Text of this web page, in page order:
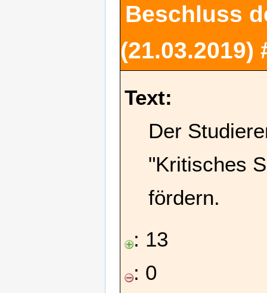
Beschluss
Text:
Der
"Kritisches
fördern.
: 13
: 0